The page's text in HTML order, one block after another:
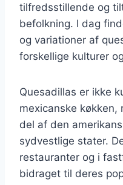
tilfredsstillende og
befolkning. I dag
og variationer af
forskellige kulturer
Quesadillas er ikke
mexicanske køkken,
del af den
sydvestlige stater.
restauranter og i
bidraget til deres